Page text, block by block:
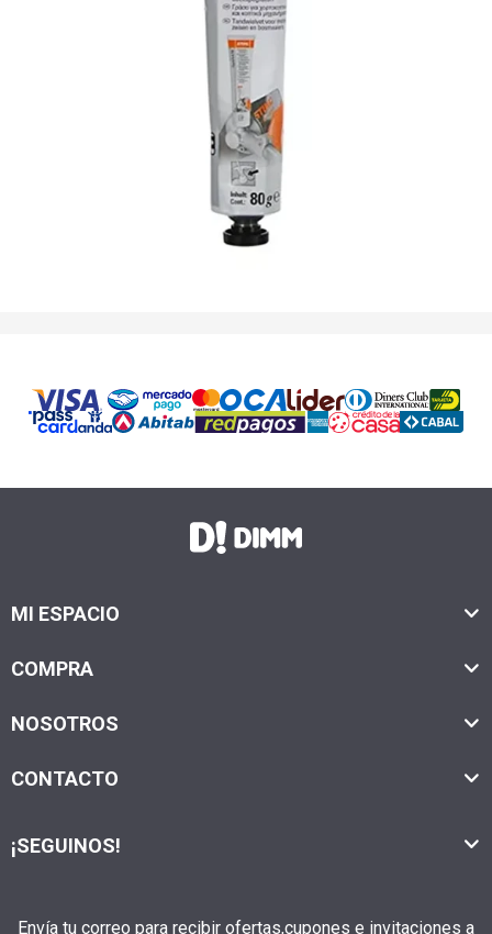
MI ESPACIO
COMPRA
NOSOTROS
CONTACTO
Envía tu correo para recibir ofertas,cupones e invitaciones a
¡SEGUINOS!